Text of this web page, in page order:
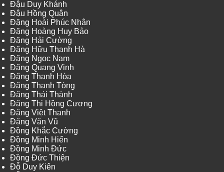
Đậu Duy Khánh
Đậu Hồng Quân
Đặng Hoài Phúc Nhân
Đặng Hoàng Huy Bảo
Đặng Hải Cường
Đặng Hữu Thanh Hà
Đặng Ngọc Nam
Đặng Quang Vinh
Đặng Thanh Hòa
Đặng Thanh Tòng
Đặng Thái Thành
Đặng Thị Hồng Cương
Đặng Việt Thanh
Đặng Văn Vũ
Đồng Khắc Cường
Đồng Minh Hiển
Đồng Minh Đức
Đồng Đức Thiện
Đỗ Duy Kiên